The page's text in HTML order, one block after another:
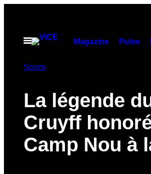
contentOpen
Magazine Pulse
Sports
La légende
Cruyff
Camp Nou à